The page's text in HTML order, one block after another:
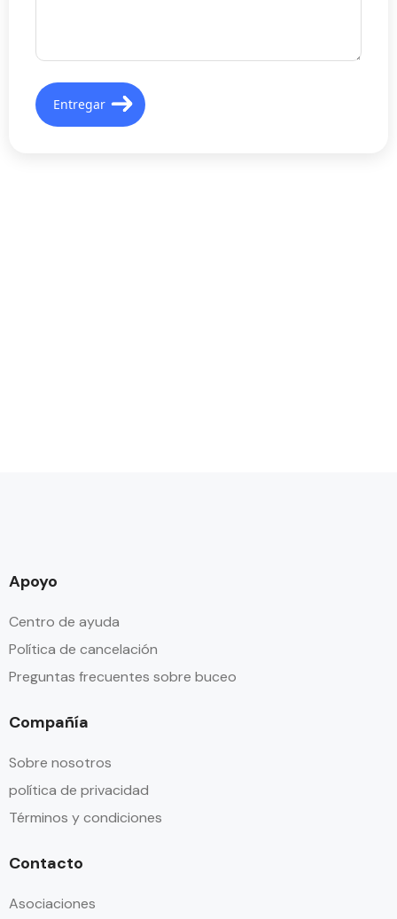
Apoyo
Centro de ayuda
Política de cancelación
Preguntas frecuentes sobre buceo
Compañía
Sobre nosotros
política de privacidad
Términos y condiciones
Contacto
Asociaciones